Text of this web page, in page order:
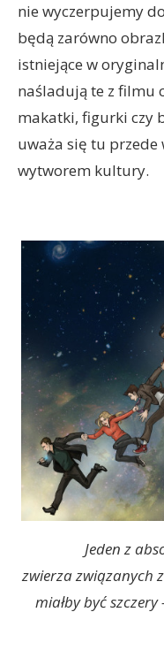
nie wyczerpujemy
będą zarówno
istniejące w
naśladują te z filmu
makatki, figurki czy
uważa się tu
wytworem kultury.
Jeden z
zwierza związanych
miałby być